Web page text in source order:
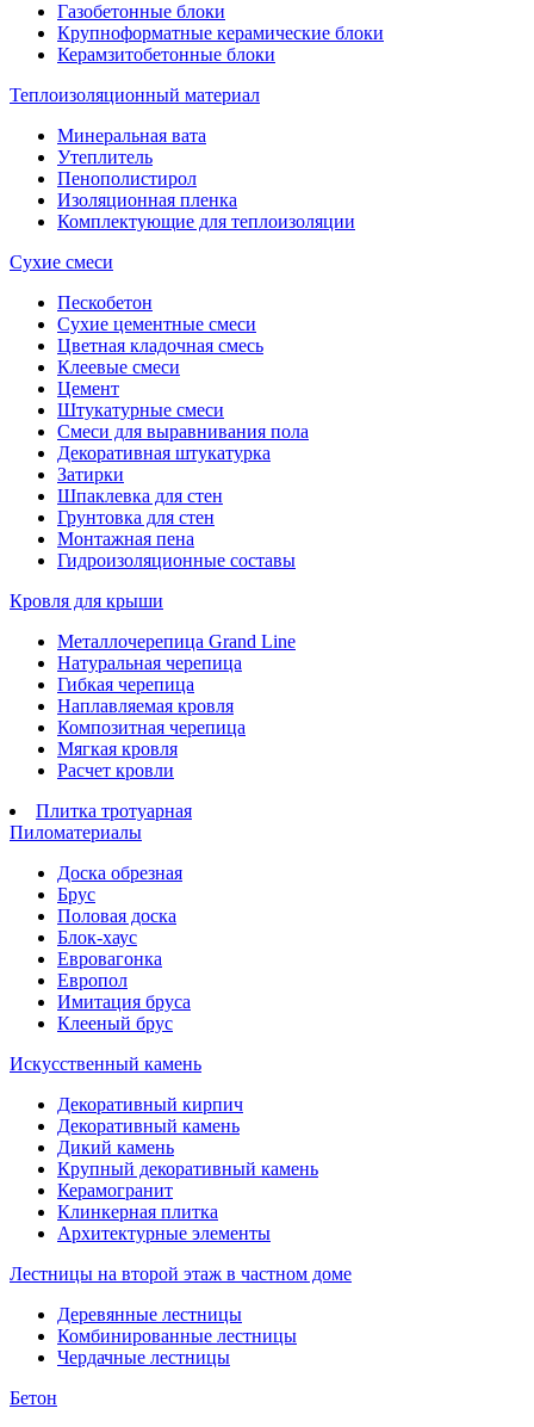
Газобетонные блоки
Крупноформатные керамические блоки
Керамзитобетонные блоки
Теплоизоляционный материал
Минеральная вата
Утеплитель
Пенополистирол
Изоляционная пленка
Комплектующие для теплоизоляции
Сухие смеси
Пескобетон
Сухие цементные смеси
Цветная кладочная смесь
Клеевые смеси
Цемент
Штукатурные смеси
Смеси для выравнивания пола
Декоративная штукатурка
Затирки
Шпаклевка для стен
Грунтовка для стен
Монтажная пена
Гидроизоляционные составы
Кровля для крыши
Металлочерепица Grand Line
Натуральная черепица
Гибкая черепица
Наплавляемая кровля
Композитная черепица
Мягкая кровля
Расчет кровли
Плитка тротуарная
Пиломатериалы
Доска обрезная
Брус
Половая доска
Блок-хаус
Евровагонка
Европол
Имитация бруса
Клееный брус
Искусственный камень
Декоративный кирпич
Декоративный камень
Дикий камень
Крупный декоративный камень
Керамогранит
Клинкерная плитка
Архитектурные элементы
Лестницы на второй этаж в частном доме
Деревянные лестницы
Комбинированные лестницы
Чердачные лестницы
Бетон